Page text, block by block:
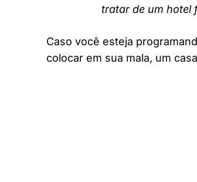
tratar de um hotel
Caso você esteja
colocar em sua mala, um